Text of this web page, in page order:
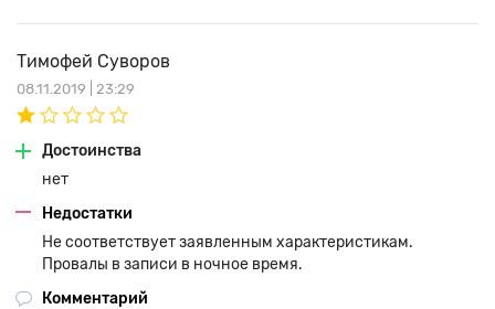
Тимофей Суворов
08.11.2019 | 23:29
Достоинства
нет
Недостатки
Не соответствует заявленным характеристикам.
Провалы в записи в ночное время.
Комментарий